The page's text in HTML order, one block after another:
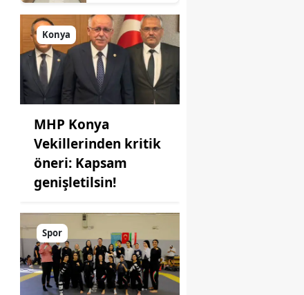
yeni hamle: İlk
toplantı
yapıldı!
Konya
MHP Konya
Vekillerinden kritik
öneri: Kapsam
genişletilsin!
Spor